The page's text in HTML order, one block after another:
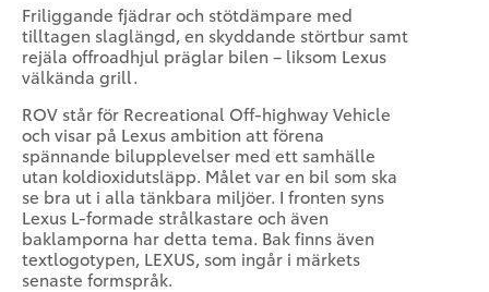
Friliggande fjädrar och stötdämpare med
tilltagen slaglängd, en skyddande störtbur samt
rejäla offroadhjul präglar bilen – liksom Lexus
välkända grill.
ROV står för Recreational Off-highway Vehicle
och visar på Lexus ambition att förena
spännande bilupplevelser med ett samhälle
utan koldioxidutsläpp. Målet var en bil som ska
se bra ut i alla tänkbara miljöer. I fronten syns
Lexus L-formade strålkastare och även
baklamporna har detta tema. Bak finns även
textlogotypen, LEXUS, som ingår i märkets
senaste formspråk.